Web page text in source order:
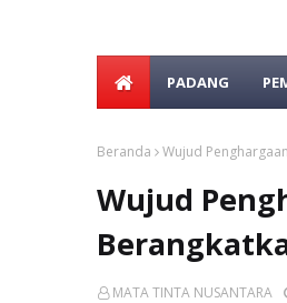
PADANG
Beranda Wujud
Wujud
MATA TINTA NUSANTARA